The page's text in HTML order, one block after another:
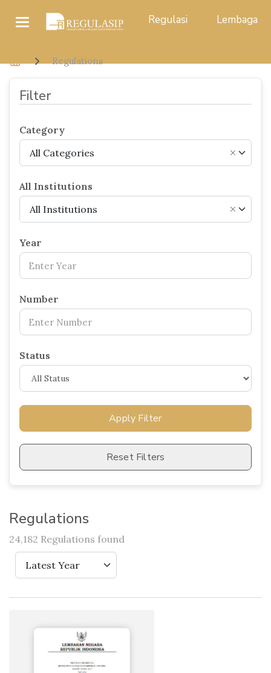
Regulasi Lembaga
Regulations
Filter
Category
×
All Categories
All Institutions
×
All Institutions
Year
Number
Status
Apply Filter
Reset Filters
Regulations
24,182 Regulations found
Latest Year